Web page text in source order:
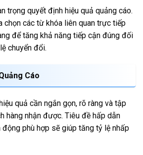
trọng quyết định hiệu quả quảng cáo.
chọn các từ khóa liên quan trực tiếp
để tăng khả năng tiếp cận đúng đối
chuyển đổi.
Cáo
quả cần ngắn gọn, rõ ràng và tập
hàng nhận được. Tiêu đề hấp dẫn
phù hợp sẽ giúp tăng tỷ lệ nhấp